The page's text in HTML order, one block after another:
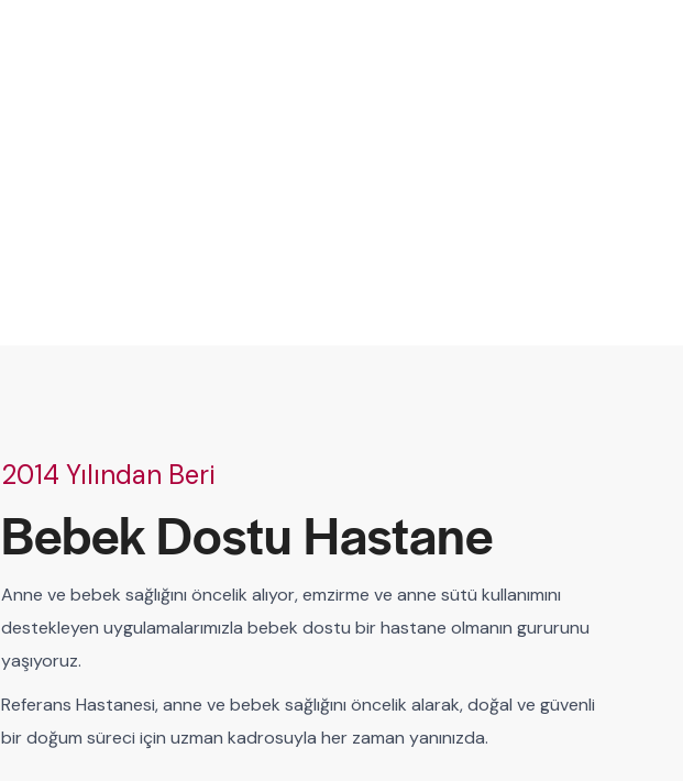
2014 Yılından Beri
Bebek Dostu Hastane
Anne ve bebek sağlığını öncelik alıyor, emzirme ve anne sütü kullanımını
destekleyen uygulamalarımızla bebek dostu bir hastane olmanın gururunu
yaşıyoruz.
Referans Hastanesi, anne ve bebek sağlığını öncelik alarak, doğal ve güvenli
bir doğum süreci için uzman kadrosuyla her zaman yanınızda.